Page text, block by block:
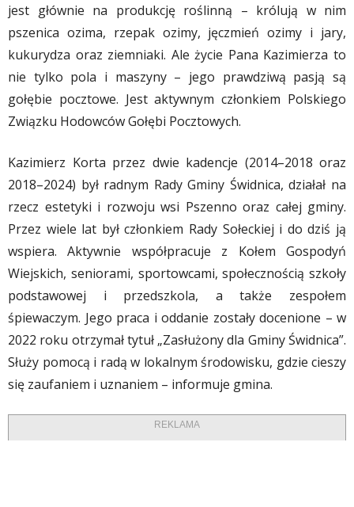
jest głównie na produkcję roślinną – królują w nim
pszenica ozima, rzepak ozimy, jęczmień ozimy i jary,
kukurydza oraz ziemniaki. Ale życie Pana Kazimierza to
nie tylko pola i maszyny – jego prawdziwą pasją są
gołębie pocztowe. Jest aktywnym członkiem Polskiego
Związku Hodowców Gołębi Pocztowych.
Kazimierz Korta przez dwie kadencje (2014–2018 oraz
2018–2024) był radnym Rady Gminy Świdnica, działał na
rzecz estetyki i rozwoju wsi Pszenno oraz całej gminy.
Przez wiele lat był członkiem Rady Sołeckiej i do dziś ją
wspiera. Aktywnie współpracuje z Kołem Gospodyń
Wiejskich, seniorami, sportowcami, społecznością szkoły
podstawowej i przedszkola, a także zespołem
śpiewaczym. Jego praca i oddanie zostały docenione – w
2022 roku otrzymał tytuł „Zasłużony dla Gminy Świdnica”.
Służy pomocą i radą w lokalnym środowisku, gdzie cieszy
się zaufaniem i uznaniem – informuje gmina.
REKLAMA